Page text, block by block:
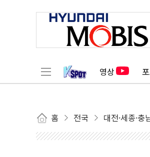
영상
홈 전국 대전·세종·충